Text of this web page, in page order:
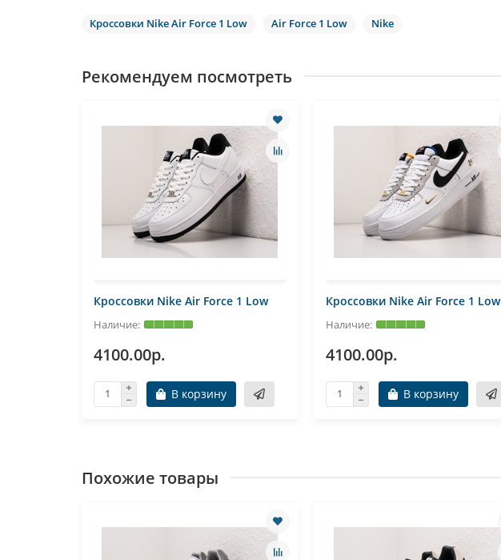
Кроссовки Nike Air Force 1 Low Air Force 1 Low Nike
Рекомендуем посмотреть
Кроссовки Nike Air Force 1 Low
4100.00р.
В корзину
Кроссовки Nike Air Force 1 Low
4100.00р.
В корзину
Похожие товары